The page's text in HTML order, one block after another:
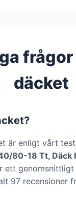
frågor
däcket
är enligt vårt test
80-18 Tt, Däck
ett
97 recensioner